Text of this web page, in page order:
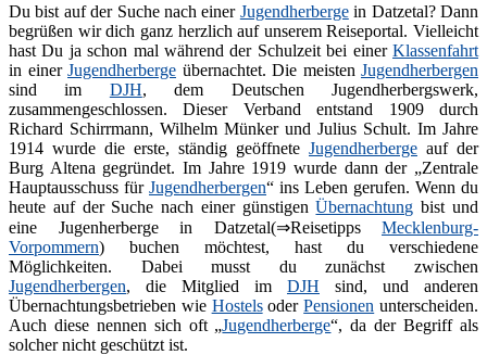
Du bist auf der Suche nach einer Jugendherbergein Datzetal? Dann
begrüßen wir dich ganz herzlich auf unserem Reiseportal. Vielleicht
hast Du ja schon mal während der Schulzeit bei einer Klassenfahrt
in einer Jugendherberge übernachtet. Die meisten Jugendherbergen
sind im DJH, dem Deutschen Jugendherbergswerk,
zusammengeschlossen. Dieser Verband entstand 1909 durch
Richard Schirrmann, Wilhelm Münker und Julius Schult. Im Jahre
1914 wurde die erste, ständig geöffnete Jugendherberge auf der
Burg Altena gegründet. Im Jahre 1919 wurde dann der „Zentrale
Hauptausschuss für Jugendherbergen“ ins Leben gerufen. Wenn du
heute auf der Suche nach einer günstigenÜbernachtung bist und
eine Jugenherberge in Datzetal(⇒Reisetipps Mecklenburg-
Vorpommern) buchen möchtest, hast du verschiedene
Möglichkeiten. Dabei musst du zunächst zwischen
Jugendherbergen, die Mitglied im DJH sind, und anderen
Übernachtungsbetrieben wie HostelsoderPensionen unterscheiden.
Auch diese nennen sich oft „Jugendherberge“, da der Begriff als
solcher nicht geschützt ist.